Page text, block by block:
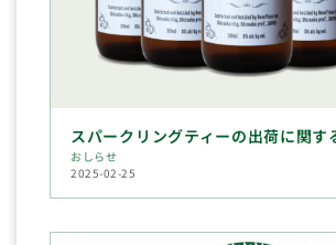
スパークリングティーの出荷に関す
おしらせ
2025-02-25